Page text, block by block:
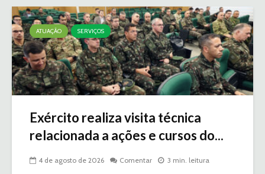
ATUAÇÃO SERVIÇOS
Exército realiza visita técnica
relacionada a ações e cursos do...
4 de agosto de 2026 Comentar 3 min. leitura